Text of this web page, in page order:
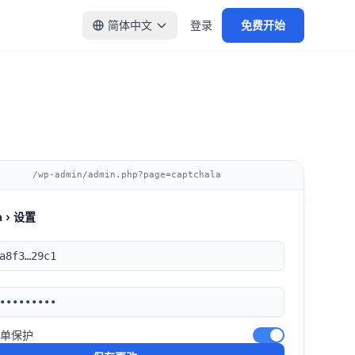
简体中文 登录 免费开始
/wp-admin/admin.php?page=captchala
› 设置
保护